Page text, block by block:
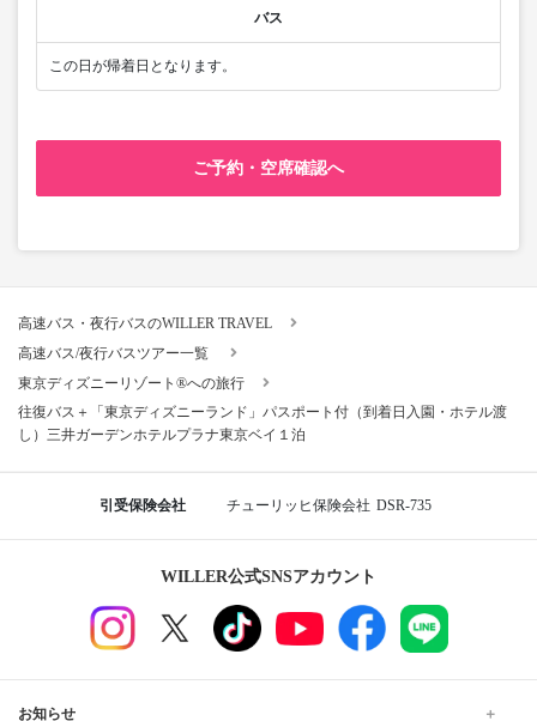
バス
この日が帰着日となります。
ご予約・空席確認へ
高速バス・夜行バスのWILLER TRAVEL
高速バス/夜行バスツアー一覧
東京ディズニーリゾート®への旅行
往復バス＋「東京ディズニーランド」パスポート付（到着日入園・ホテル渡
し）三井ガーデンホテルプラナ東京ベイ１泊
引受保険会社 チューリッヒ保険会社 DSR-735
WILLER公式SNSアカウント
お知らせ